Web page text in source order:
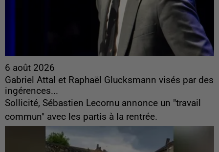
6 août 2026
Gabriel Attal et Raphaël Glucksmann visés par des
ingérences...
Sollicité, Sébastien Lecornu annonce un "travail
commun" avec les partis à la rentrée.